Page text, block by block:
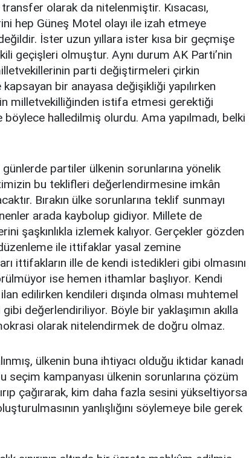
olarak da nitelenmiştir. Kısacası,
hep Güneş Motel olayı ile izah etmeye
İster uzun yıllara ister kısa bir geçmişe
geçişleri olmuştur. Aynı durum AK Parti’nin
parti değiştirmeleri çirkin
bir anayasa değişikliği yapılırken
milletvekilliğinden istifa etmesi gerektiği
halledilmiş olurdu. Ama yapılmadı, belki
günlerde partiler ülkenin sorunlarına yönelik
bu teklifleri değerlendirmesine imkân
Bırakın ülke sorunlarına teklif sunmayı
arada kaybolup gidiyor. Millete de
şaşkınlıkla izlemek kalıyor. Gerçekler gözden
ile ittifaklar yasal zemine
ittifakların ille de kendi istedikleri gibi olmasını
ise hemen ithamlar başlıyor. Kendi
edilirken kendileri dışında olması muhtemel
değerlendiriliyor. Böyle bir yaklaşımın akılla
olarak nitelendirmek de doğru olmaz.
ülkenin buna ihtiyacı olduğu iktidar kanadı
seçim kampanyası ülkenin sorunlarına çözüm
çağırarak, kim daha fazla sesini yükseltiyorsa
yanlışlığını söylemeye bile gerek